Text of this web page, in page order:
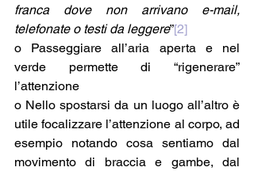
franca dove non arrivano e-mail,
telefonate o testi da leggere”[2]
o Passeggiare all’aria aperta e nel
verde permette di “rigenerare”
l’attenzione
o Nello spostarsi da un luogo all’altro è
utile focalizzare l’attenzione al corpo, ad
esempio notando cosa sentiamo dal
movimento di braccia e gambe, dal